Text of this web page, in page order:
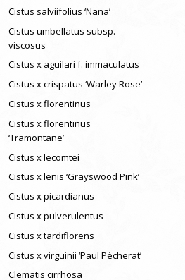
Cistus salviifolius ‘Nana’
Cistus umbellatus subsp.
viscosus
Cistus x aguilari f. immaculatus
Cistus x crispatus ‘Warley Rose’
Cistus x florentinus
Cistus x florentinus
‘Tramontane’
Cistus x lecomtei
Cistus x lenis ‘Grayswood Pink’
Cistus x picardianus
Cistus x pulverulentus
Cistus x tardiflorens
Cistus x virguinii ‘Paul Pècherat’
Clematis cirrhosa